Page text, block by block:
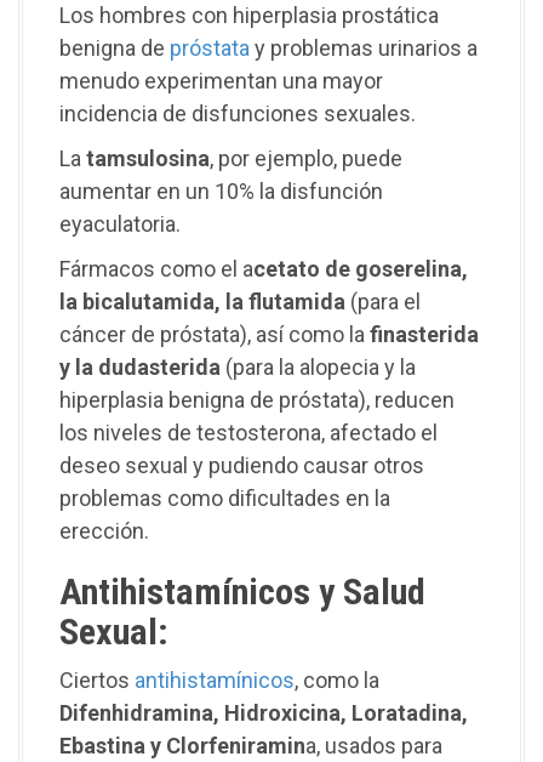
Los hombres con hiperplasia prostática
benigna de próstatay problemas urinarios a
menudo experimentan una mayor
incidencia de disfunciones sexuales.
Latamsulosina, por ejemplo, puede
aumentar en un 10% la disfunción
eyaculatoria.
Fármacos como el acetato de goserelina,
la bicalutamida, la flutamida (para el
cáncer de próstata), así como lafinasterida
y la dudasterida (para la alopecia y la
hiperplasia benigna de próstata), reducen
los niveles de testosterona, afectado el
deseo sexual y pudiendo causar otros
problemas como dificultades en la
erección.
Antihistamínicos y Salud
Sexual:
Ciertos antihistamínicos, como la
Difenhidramina, Hidroxicina, Loratadina,
Ebastina y Clorfeniramina, usados ​​para